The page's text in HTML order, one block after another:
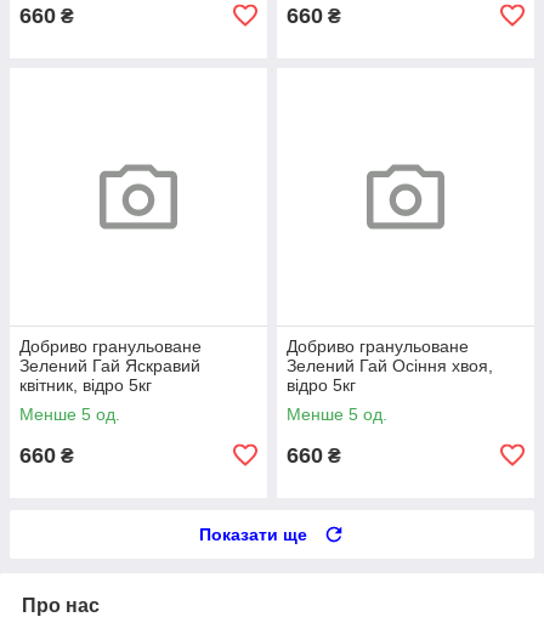
660 ₴ 660 ₴
Добриво гранульоване
Зелений Гай Яскравий
квітник, відро 5кг
Менше 5 од.
660 ₴
Добриво гранульоване
Зелений Гай Осіння хвоя,
відро 5кг
Менше 5 од.
660 ₴
Показати ще
Про нас